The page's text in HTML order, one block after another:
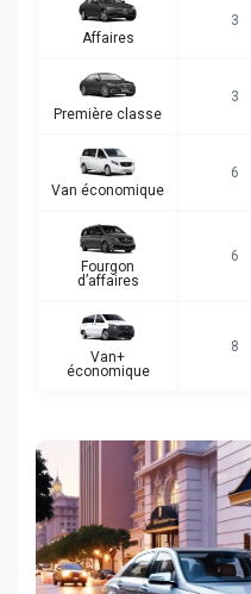
Affaires
3
Première classe
3
Van économique
6
Fourgon
d’affaires
6
Van+
économique
8